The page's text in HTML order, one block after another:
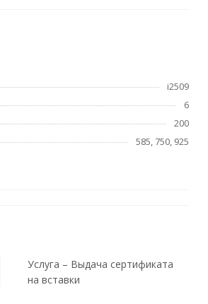
i2509
6
200
585, 750, 925
Услуга – Выдача сертификата
на вставки